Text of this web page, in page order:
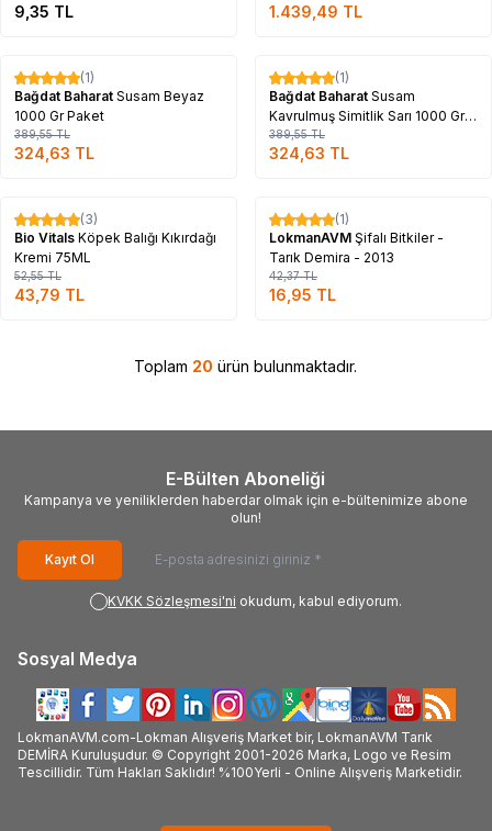
9,35 TL 1.439,49 TL
%17
(1)
Bağdat Baharat Susam Beyaz
1000 Gr Paket
389,55TL
324,63 TL
%17
(1)
Bağdat Baharat Susam
Kavrulmuş Simitlik Sarı 1000 Gr
Paket
389,55TL
324,63 TL
%17
(3)
Bio Vitals Köpek Balığı Kıkırdağı
Kremi 75ML
52,55TL
43,79 TL
%60
(1)
LokmanAVM Şifalı Bitkiler -
Tarık Demira - 2013
42,37TL
16,95 TL
Toplam 20 ürün bulunmaktadır.
E-Bülten Aboneliği
Kampanya ve yeniliklerden haberdar olmak için e-bültenimize abone
olun!
Kayıt Ol
KVKK Sözleşmesi'ni okudum, kabul ediyorum.
Sosyal Medya
LokmanAVM.com-Lokman Alışveriş Market bir, LokmanAVM Tarık
DEMİRA Kuruluşudur. © Copyright 2001-2026 Marka, Logo ve Resim
Tescillidir. Tüm Hakları Saklıdır! %100Yerli - Online Alışveriş Marketidir.